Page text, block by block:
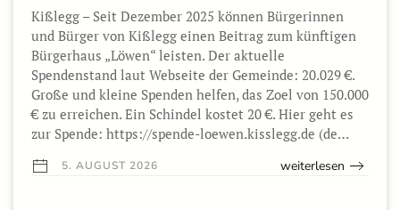
Kißlegg – Seit Dezember 2025 können Bürgerinnen
und Bürger von Kißlegg einen Beitrag zum künftigen
Bürgerhaus „Löwen“ leisten. Der aktuelle
Spendenstand laut Webseite der Gemeinde: 20.029 €.
Große und kleine Spenden helfen, das Zoel von 150.000
€ zu erreichen. Ein Schindel kostet 20 €. Hier geht es
zur Spende: https://spende-loewen.kisslegg.de (de…
5. AUGUST 2026 weiterlesen